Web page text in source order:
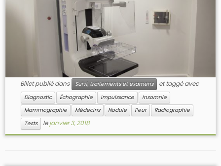
Billet publié dans Suivi, traitements et examens et taggé avec
Diagnostic Échographie Impuissance
Insomnie
Mammographie
Médecins Nodule Peur
Radiographie
Tests
lejanvier 3, 2018